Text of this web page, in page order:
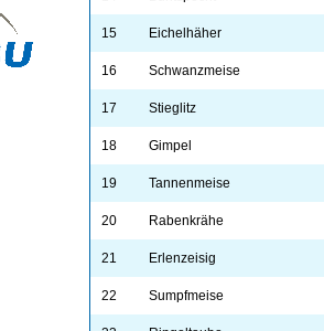
15 Eichelhäher
16 Schwanzmeise
17 Stieglitz
18 Gimpel
19 Tannenmeise
20 Rabenkrähe
21 Erlenzeisig
22 Sumpfmeise